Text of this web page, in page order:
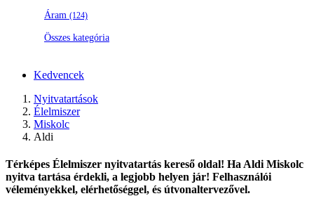
Áram (124)
Összes kategória
Kedvencek
Nyitvatartások
Élelmiszer
Miskolc
Aldi
Térképes Élelmiszer nyitvatartás kereső oldal! Ha Aldi Miskolc
nyitva tartása érdekli, a legjobb helyen jár! Felhasználói
véleményekkel, elérhetőséggel, és útvonaltervezővel.